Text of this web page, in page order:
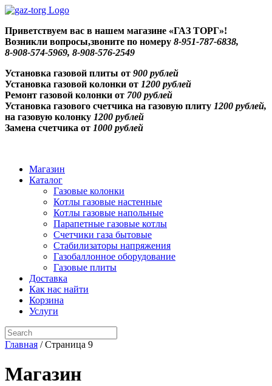
Skip
content
Приветствуем вас в нашем магазине «ГАЗ ТОРГ»!
Возникли вопросы,звоните по номеру 8-951-787-6838,
8-908-574-5969, 8-908-576-2549
Установка газовой плиты от 900 рублей
Установка газовой колонки от 1200 рублей
Ремонт газовой колонки от 700 рублей
Установка газового счетчика на газовую плиту 1200 рублей,
на газовую колонку 1200 рублей
Замена счетчика от 1000 рублей
Магазин
Каталог
Газовые колонки
Котлы газовые настенные
Котлы газовые напольные
Парапетные газовые котлы
Счетчики газа бытовые
Стабилизаторы напряжения
Газобаллонное оборудование
Газовые плиты
Доставка
Как нас найти
Корзина
Услуги
Search
for:
Главная / Страница 9
Магазин